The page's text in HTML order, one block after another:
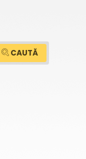
CAUTĂ